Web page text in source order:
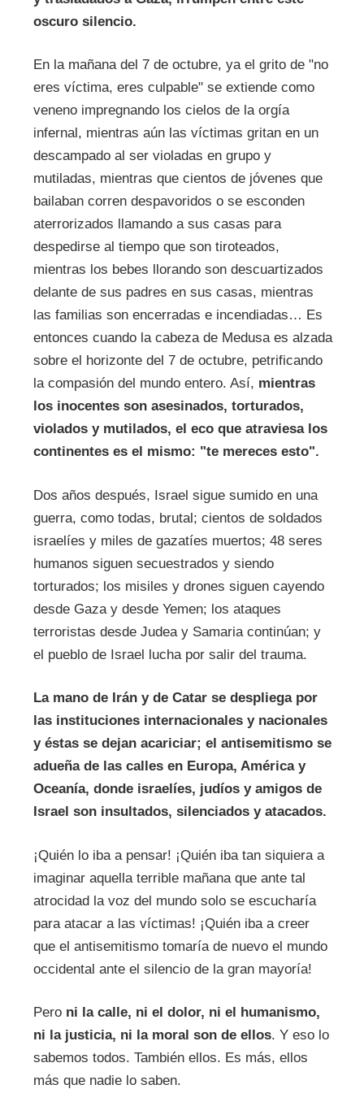
oscuro silencio.
En la mañana del 7 de octubre, ya el grito de "no
eres víctima, eres culpable" se extiende como
veneno impregnando los cielos de la orgía
infernal, mientras aún las víctimas gritan en un
descampado al ser violadas en grupo y
mutiladas, mientras que cientos de jóvenes que
bailaban corren despavoridos o se esconden
aterrorizados llamando a sus casas para
despedirse al tiempo que son tiroteados,
mientras los bebes llorando son descuartizados
delante de sus padres en sus casas, mientras
las familias son encerradas e incendiadas… Es
entonces cuando la cabeza de Medusa es alzada
sobre el horizonte del 7 de octubre, petrificando
la compasión del mundo entero. Así, mientras
los inocentes son asesinados, torturados,
violados y mutilados, el eco que atraviesa los
continentes es el mismo: "te mereces esto".
Dos años después, Israel sigue sumido en una
guerra, como todas, brutal; cientos de soldados
israelíes y miles de gazatíes muertos; 48 seres
humanos siguen secuestrados y siendo
torturados; los misiles y drones siguen cayendo
desde Gaza y desde Yemen; los ataques
terroristas desde Judea y Samaria continúan; y
el pueblo de Israel lucha por salir del trauma.
La mano de Irán y de Catar se despliega por
las instituciones internacionales y nacionales
y éstas se dejan acariciar; el antisemitismo se
adueña de las calles en Europa, América y
Oceanía, donde israelíes, judíos y amigos de
Israel son insultados, silenciados y atacados.
¡Quién lo iba a pensar! ¡Quién iba tan siquiera a
imaginar aquella terrible mañana que ante tal
atrocidad la voz del mundo solo se escucharía
para atacar a las víctimas! ¡Quién iba a creer
que el antisemitismo tomaría de nuevo el mundo
occidental ante el silencio de la gran mayoría!
Pero ni la calle, ni el dolor, ni el humanismo,
ni la justicia, ni la moral son de ellos. Y eso lo
sabemos todos. También ellos. Es más, ellos
más que nadie lo saben.